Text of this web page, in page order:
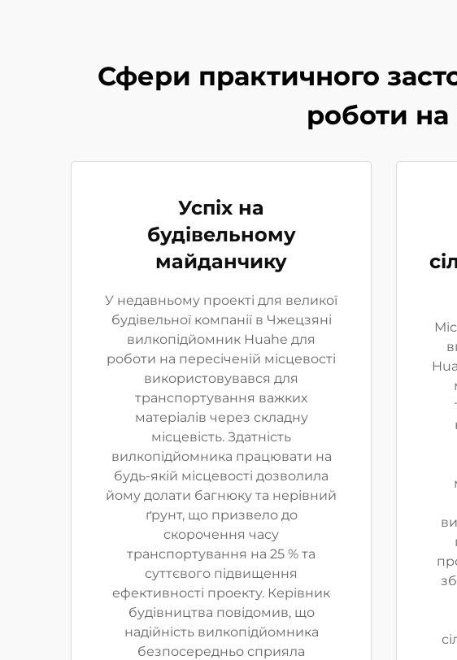
Сфери практичного
роботи на
Успіх на
будівельному
майданчику
У недавньому проекті для великої
будівельної компанії в Чжецзяні
вилкопідйомник Huahe для
роботи на пересіченій місцевості
використовувався для
транспортування важких
матеріалів через складну
місцевість. Здатність
вилкопідйомника працювати на
будь-якій місцевості дозволила
йому долати багнюку та нерівний
ґрунт, що призвело до
скорочення часу
транспортування на 25 % та
суттєвого підвищення
ефективності проекту. Керівник
будівництва повідомив, що
надійність вилкопідйомника
безпосередньо сприяла